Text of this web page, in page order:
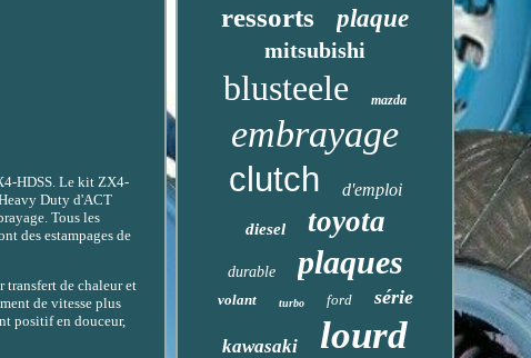
HDSS. Le kit ZX4-
Duty d'ACT
Tous les
des estampages de
transfert de chaleur et
de vitesse plus
positif en douceur,
ressorts plaque
mitsubishi
blusteele mazda
embrayage
clutch d'emploi
diesel toyota
durable plaques
volant turbo ford série
kawasaki lourd